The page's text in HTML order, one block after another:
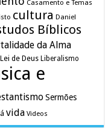
Casamento e Temas
cultura Daniel
Bíblicos
da Alma
Lei de Deus Liberalismo
e
Sermões
vida Videos